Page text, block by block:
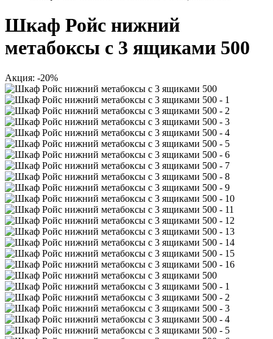
Шкаф Ройс нижний
метабоксы с 3 ящиками 500
Акция: -20%